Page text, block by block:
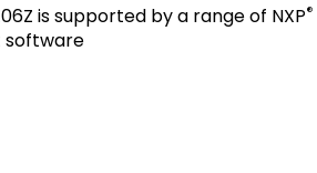
is supported by a range of NXP®
software